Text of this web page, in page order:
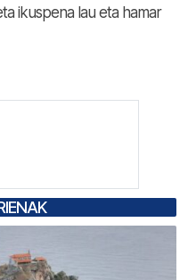
ikuspena lau eta hamar